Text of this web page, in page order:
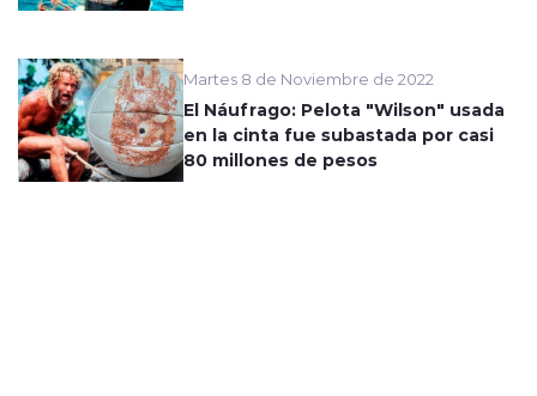
Martes 8 de Noviembre de 2022
El Náufrago: Pelota "Wilson" usada
en la cinta fue subastada por casi
80 millones de pesos